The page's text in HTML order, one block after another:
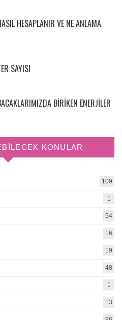
HESAPLANIR VE NE ANLAMA
SAYISI
BIRIKEN ENERJILER
KONULAR
109
1
54
16
19
48
1
13